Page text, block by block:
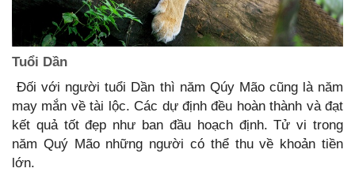
Tuổi Dần
Đối với người tuổi Dần thì năm Qúy Mão cũng là năm
may mắn về tài lộc. Các dự định đều hoàn thành và đạt
kết quả tốt đẹp như ban đầu hoạch định. Tử vi trong
năm Quý Mão những người có thể thu về khoản tiền
lớn.